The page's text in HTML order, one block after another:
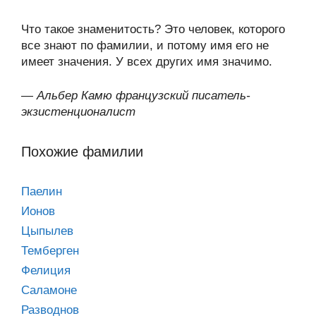
Что такое знаменитость? Это человек, которого
все знают по фамилии, и потому имя его не
имеет значения. У всех других имя значимо.
—Альбер Камю французский писатель-
экзистенционалист
Похожие фамилии
Паелин
Ионов
Цыпылев
Темберген
Фелиция
Саламоне
Разводнов